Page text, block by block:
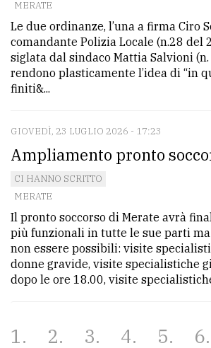
MERATE
Le due ordinanze, l’una a firma Ciro
comandante Polizia Locale (n.28 del
siglata dal sindaco Mattia Salvioni
rendono plasticamente l’idea di “in
finiti&...
GIOVEDÌ, 23 LUGLIO 2026 - 17:23
Ampliamento pronto
CI HANNO SCRITTO
MERATE
Il pronto soccorso di Merate avrà
più funzionali in tutte le sue parti
non essere possibili: visite
donne gravide, visite specialistiche
dopo le ore 18.00, visite
1 2 3 4 5 6